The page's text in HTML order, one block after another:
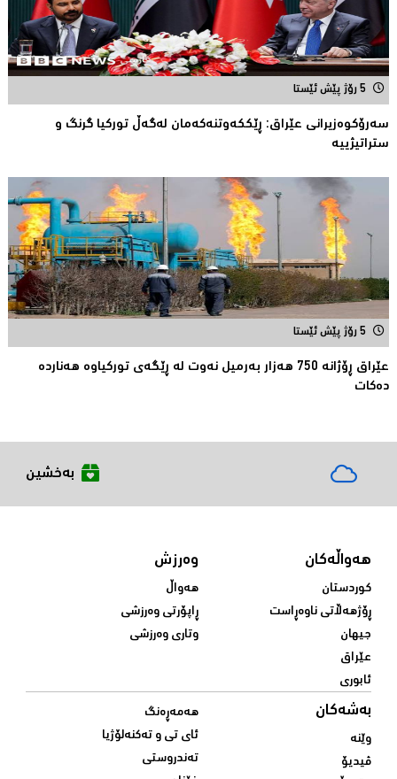
5 رۆژ پێش ئێستا
سەرۆكوەزیرانی عێراق: ڕێككەوتنەکەمان لەگەڵ توركیا گرنگ و
ستراتیژییە
5 رۆژ پێش ئێستا
عێراق ڕۆژانە 750 هەزار بەرمیل نەوت لە ڕێگەی توركیاوە هەناردە
دەكات
بەخشین
هەواڵەکان
کوردستان
ڕۆژهەڵاتی ناوەڕاست
جیهان
عێراق
ئابوری
وەرزش
هەواڵ
ڕاپۆرتی وەرزشی
وتاری وەرزشی
بەشەکان
وێنە
ڤیدیۆ
هەمەڕەنگ
ئای تی و تەکنەلۆژیا
تەندروستی